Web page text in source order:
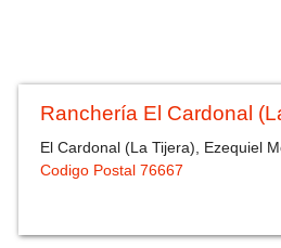
Ranchería El Cardonal
El Cardonal (La Tijera), Ezequiel
Codigo Postal 76667